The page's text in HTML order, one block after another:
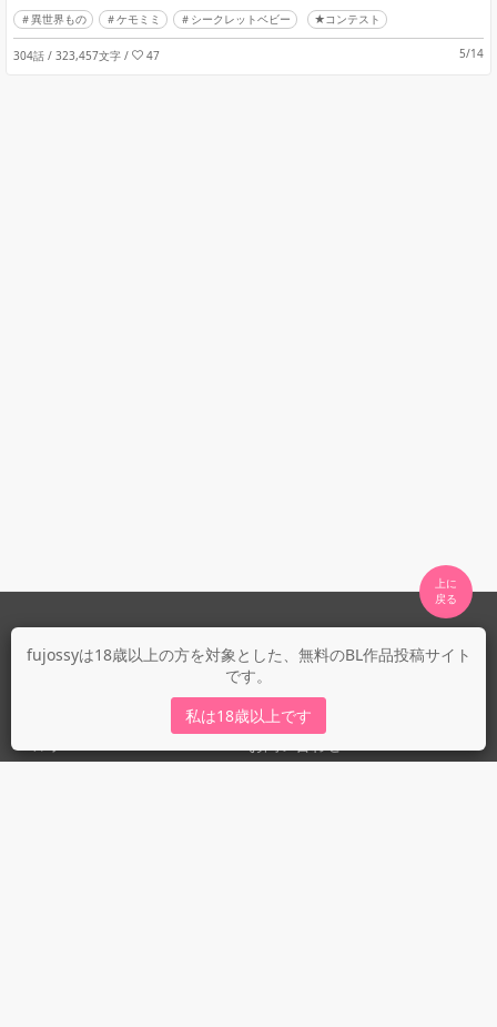
fujossyは18歳以上の方を対象とした、無料のBL作品投稿サイト
です。
私は18歳以上です
異世界もの ケモミミ シークレットベビー ★コンテスト
304話 / 323,457文字 / 47 5/14
上に
fujossyについて
fujossy運営ブログ